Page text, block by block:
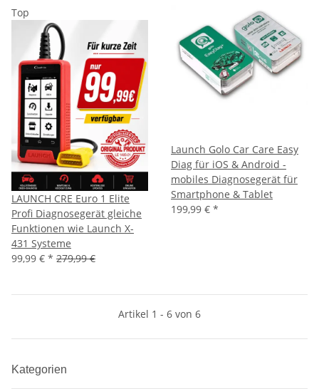
Top
LAUNCH CRE Euro 1 Elite
Profi Diagnosegerät gleiche
Funktionen wie Launch X-
431 Systeme
99,99 € * 279,99 €
Launch Golo Car Care Easy
Diag für iOS & Android -
mobiles Diagnosegerät für
Smartphone & Tablet
199,99 € *
Artikel 1 - 6 von 6
Kategorien